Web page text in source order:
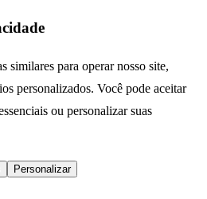
similares para operar nosso site,
personalizados. Você pode aceitar
ou personalizar suas
Personalizar